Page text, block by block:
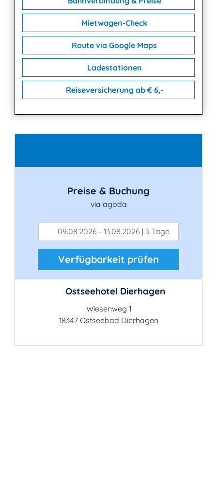
Mietwagen-Check
Route via Google Maps
Ladestationen
Reiseversicherung ab € 6,-
Preise & Buchung
via agoda
09.08.2026 - 13.08.2026 | 5 Tage
Verfügbarkeit prüfen
Ostseehotel Dierhagen
Wiesenweg 1
18347 Ostseebad Dierhagen